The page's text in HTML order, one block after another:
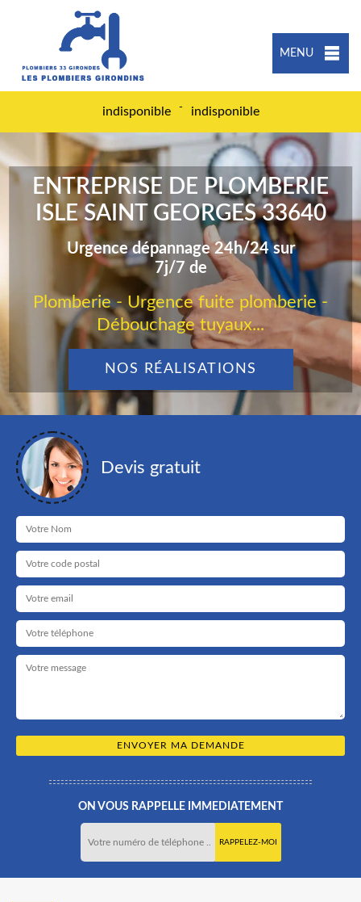
MENU
indisponible - indisponible
ENTREPRISE DE PLOMBERIE
ISLE SAINT GEORGES 33640
Urgence dépannage 24h/24 sur
7j/7 de
Plomberie - Urgence fuite plomberie -
Débouchage tuyaux...
NOS RÉALISATIONS
Devis gratuit
ON VOUS RAPPELLE IMMEDIATEMENT